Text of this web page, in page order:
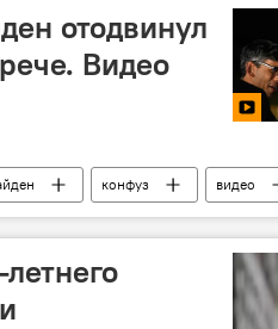
отодвинул
Видео
конфуз видео